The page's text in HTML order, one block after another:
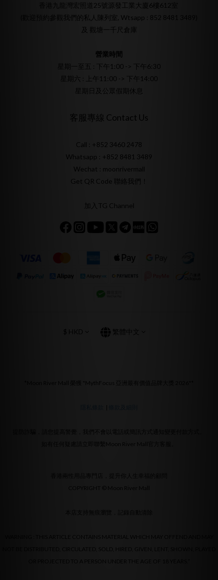
香港九龍灣宏照道25號源發工業大廈6樓612室
(歡迎預約參觀我們的私人陳列室, Wtsapp : 852 8481 3489)
及 觀塘一千尺倉庫
營業時間
星期一至五 : 下午1:00 -> 下午6:30
星期六 : 上午11:00 -> 下午14:00
星期日及公眾假期休息
客服專線 Contact Us
Call : +852 3460 2478
Whatsapp : +852 8481 3489
Wechat : moonrivermall
Get QR Code 聯絡我們！
加入TG Channel
HKD 繁體中文
*Moon River Mall 榮獲 "MythFocus 亞洲最有價值品牌大獎 2026"*
|
如有任何疑慮請立即聯繫Moon River Mall官方客服。